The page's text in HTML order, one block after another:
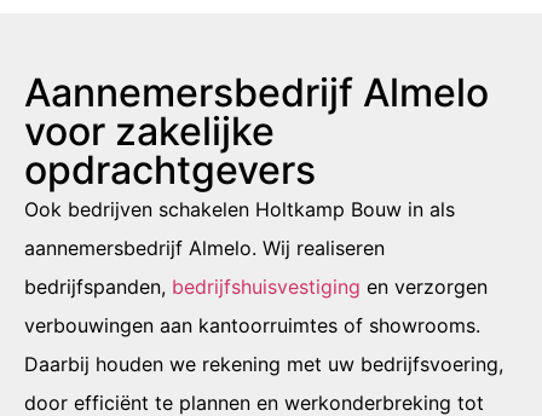
Aannemersbedrijf Almelo
voor zakelijke
opdrachtgevers
Ook bedrijven schakelen Holtkamp Bouw in als
aannemersbedrijf Almelo. Wij realiseren
bedrijfspanden, bedrijfshuisvestiging en verzorgen
verbouwingen aan kantoorruimtes of showrooms.
Daarbij houden we rekening met uw bedrijfsvoering,
door efficiënt te plannen en werkonderbreking tot